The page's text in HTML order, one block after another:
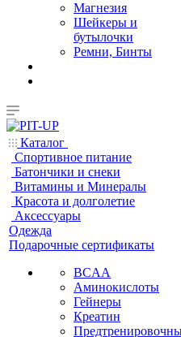
Магнезия
Шейкеры и
бутылочки
Ремни, Бинты
Каталог
Спортивное питание
Батончики и снеки
Витамины и Минералы
Красота и долголетие
Аксессуары
Одежда
Подарочные сертификаты
BCAA
Аминокислоты
Гейнеры
Креатин